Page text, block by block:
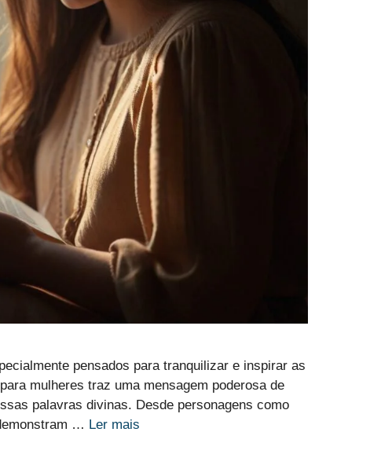
pensados para tranquilizar e inspirar as
mulheres traz uma mensagem poderosa de
palavras divinas. Desde personagens como
… Ler mais